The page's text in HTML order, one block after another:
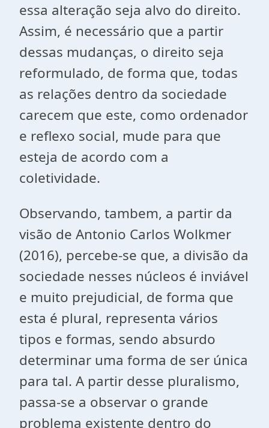
essa alteração seja alvo do direito.
Assim, é necessário que a partir
dessas mudanças, o direito seja
reformulado, de forma que, todas
as relações dentro da sociedade
carecem que este, como ordenador
e reflexo social, mude para que
esteja de acordo com a
coletividade.
Observando, tambem, a partir da
visão de Antonio Carlos Wolkmer
(2016), percebe-se que, a divisão da
sociedade nesses núcleos é inviável
e muito prejudicial, de forma que
esta é plural, representa vários
tipos e formas, sendo absurdo
determinar uma forma de ser única
para tal. A partir desse pluralismo,
passa-se a observar o grande
problema existente dentro do